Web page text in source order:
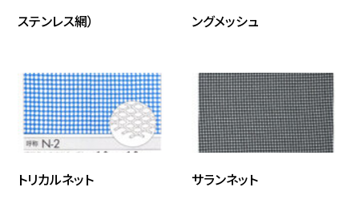
ステンレス網）
ングメッシュ
トリカルネット サランネット